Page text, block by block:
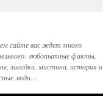
сайте вас ждет много
любопытные факты,
загадки, мистика, история и
люди…